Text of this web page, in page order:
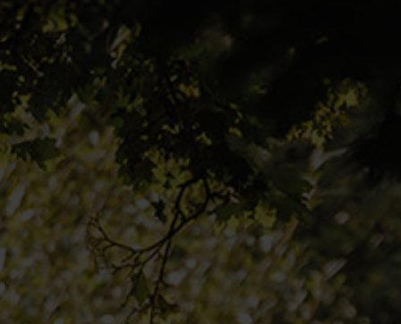
HÄNDLERSUCHE